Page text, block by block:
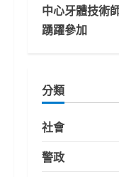
中心牙體技術
踴躍參加
分類
社會
警政